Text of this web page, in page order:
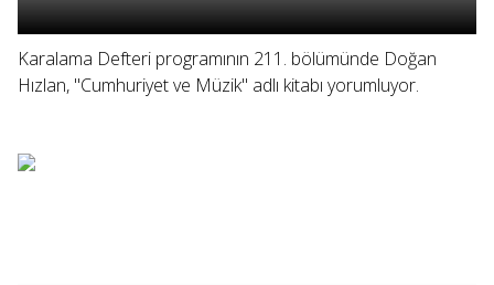
Karalama Defteri programının 211. bölümünde Doğan
Hızlan, "Cumhuriyet ve Müzik" adlı kitabı yorumluyor.